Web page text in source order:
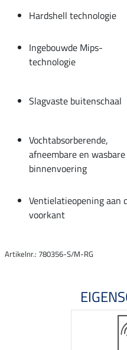
Hardshell technologie
Ingebouwde Mips-
technologie
Slagvaste buitenschaal
Vochtabsorberende,
afneembare en wasbare
binnenvoering
Ventielatieopening aan
voorkant
Artikelnr.: 780356-S/M-RG